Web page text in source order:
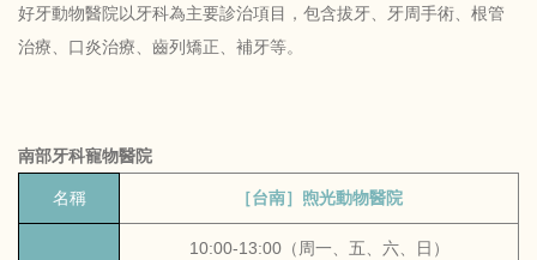
好牙動物醫院以牙科為主要診治項目，包含拔牙、牙周手術、根管
治療、口炎治療、齒列矯正、補牙等。
南部牙科寵物醫院
名稱 ［台南］煦光動物醫院
10:00-13:00（周一、五、六、日）